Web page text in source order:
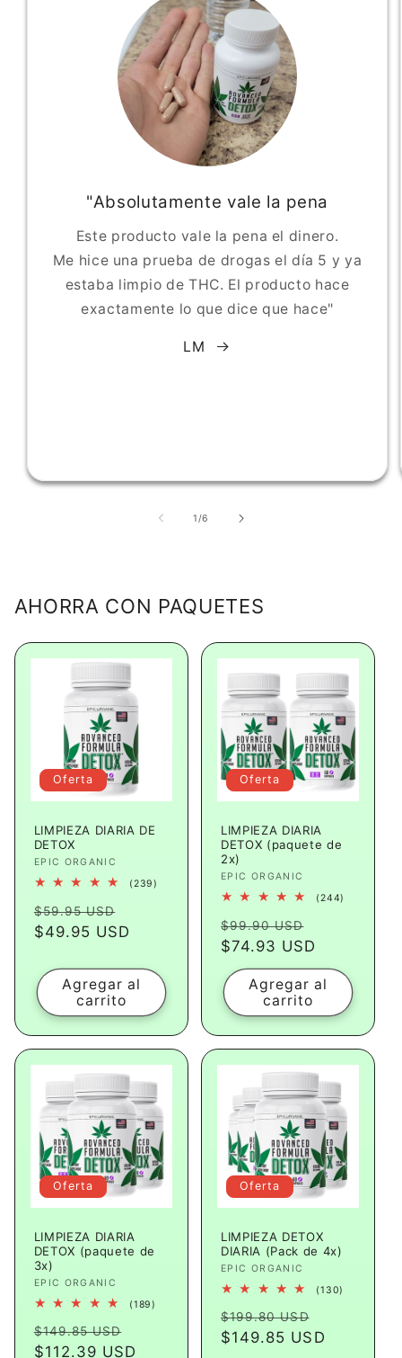
"Absolutamente vale la pena
Este producto vale la pena el dinero.
Me hice una prueba de drogas el día 5 y ya
estaba limpio de THC. El producto hace
exactamente lo que dice que hace"
LM
1/de
6
AHORRA CON PAQUETES
Oferta
LIMPIEZA DIARIA DE
DETOX
Proveedor:
EPIC ORGANIC
(239)
Precio
habitual
$59.95 USD
de
$49.95 USD
Agregar al
carrito
Oferta
LIMPIEZA DIARIA
DETOX (paquete de
2x)
Proveedor:
EPIC ORGANIC
(244)
Precio
habitual
$99.90 USD
de
oferta
$74.93 USD
Agregar al
carrito
Oferta
LIMPIEZA DIARIA
DETOX (paquete de
3x)
Proveedor:
EPIC ORGANIC
(189)
Precio
habitual
$149.85 USD
de
$112.39 USD
Oferta
LIMPIEZA DETOX
DIARIA (Pack de 4x)
Proveedor:
EPIC ORGANIC
(130)
Precio
habitual
$199.80 USD
de
$149.85 USD